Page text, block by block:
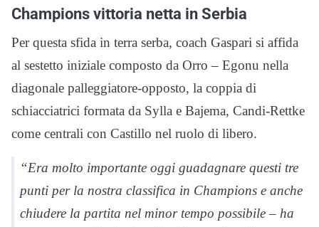
Champions vittoria netta in Serbia
Per questa sfida in terra serba, coach Gaspari si affida
al sestetto iniziale composto da Orro – Egonu nella
diagonale palleggiatore-opposto, la coppia di
schiacciatrici formata da Sylla e Bajema, Candi-Rettke
come centrali con Castillo nel ruolo di libero.
“Era molto importante oggi guadagnare questi tre
punti per la nostra classifica in Champions e anche
chiudere la partita nel minor tempo possibile – ha